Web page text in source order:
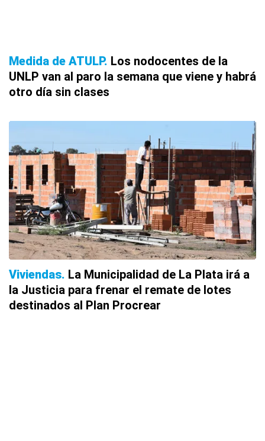
Medida de ATULP Los nodocentes de la
UNLP van al paro la semana que viene y habrá
otro día sin clases
Viviendas La Municipalidad de La Plata irá a
la Justicia para frenar el remate de lotes
destinados al Plan Procrear